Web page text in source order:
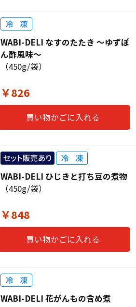
WABI-DELI なすのたたき ～ゆずぽ
ん酢風味～
（450g/袋）
￥826
買い物かごに入れる
WABI-DELI ひじきと打ち豆の煮物
（450g/袋）
￥848
買い物かごに入れる
WABI-DELI 花がんもの含め煮